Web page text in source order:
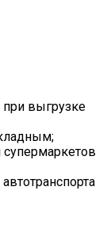
при выгрузке